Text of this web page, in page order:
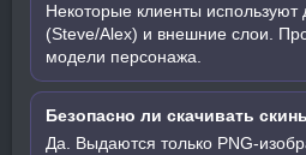
Некоторые клиенты используют
(Steve/Alex) и внешние слои.
модели персонажа.
Безопасно ли скачивать
Да. Выдаются только PNG-